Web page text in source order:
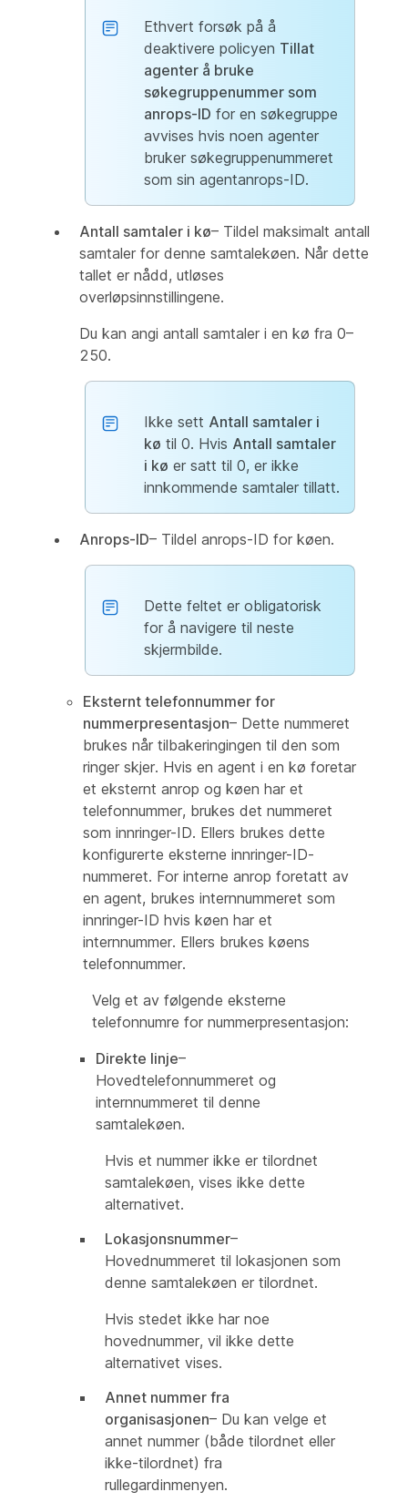
Ethvert forsøk på å
deaktivere policyen Tillat
agenter å bruke
søkegruppenummer som
anrops-ID for en søkegruppe
avvises hvis noen agenter
bruker søkegruppenummeret
som sin agentanrops-ID.
Antall samtaler i kø– Tildel maksimalt antall
samtaler for denne samtalekøen. Når dette
tallet er nådd, utløses
overløpsinnstillingene.
Du kan angi antall samtaler i en kø fra 0–
250.
Ikke sett Antall samtaler i
kø til 0. Hvis Antall samtaler
i kø er satt til 0, er ikke
innkommende samtaler tillatt.
Anrops-ID– Tildel anrops-ID for køen.
Dette feltet er obligatorisk
for å navigere til neste
skjermbilde.
Eksternt telefonnummer for
nummerpresentasjon– Dette nummeret
brukes når tilbakeringingen til den som
ringer skjer. Hvis en agent i en kø foretar
et eksternt anrop og køen har et
telefonnummer, brukes det nummeret
som innringer-ID. Ellers brukes dette
konfigurerte eksterne innringer-ID-
nummeret. For interne anrop foretatt av
en agent, brukes internnummeret som
innringer-ID hvis køen har et
internnummer. Ellers brukes køens
telefonnummer.
Velg et av følgende eksterne
telefonnumre for nummerpresentasjon:
Direkte linje–
Hovedtelefonnummeret og
internnummeret til denne
samtalekøen.
Hvis et nummer ikke er tilordnet
samtalekøen, vises ikke dette
alternativet.
Lokasjonsnummer–
Hovednummeret til lokasjonen som
denne samtalekøen er tilordnet.
Hvis stedet ikke har noe
hovednummer, vil ikke dette
alternativet vises.
Annet nummer fra
organisasjonen– Du kan velge et
annet nummer (både tilordnet eller
ikke-tilordnet) fra
rullegardinmenyen.